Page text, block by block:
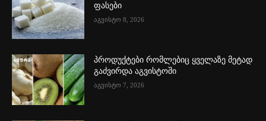
ფასები
აგვისტო 8, 2026
პროდუქტები რომლებიც ყველაზე მეტად
გაძვირდა აგვისტოში
აგვისტო 7, 2026